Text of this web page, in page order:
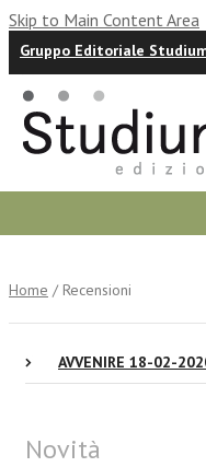
Skip to Main Content Area
Gruppo Editoriale
Home / Recensioni
AVVENIRE 18-02-
Novità